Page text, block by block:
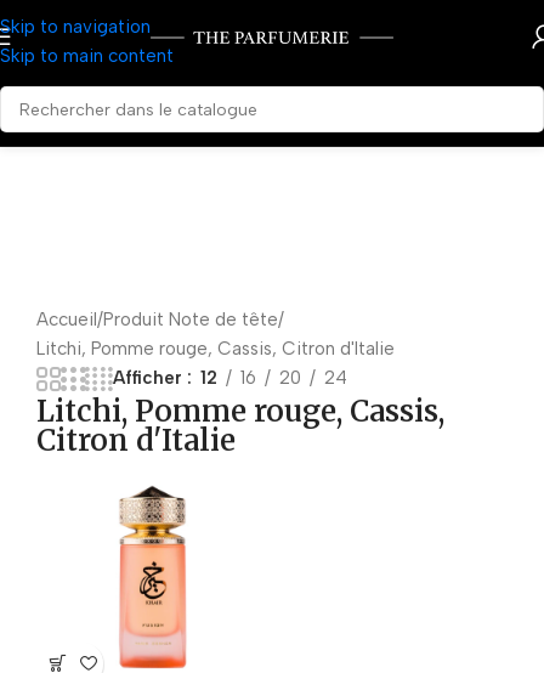
Skip to navigation
Skip to main content
Accueil Produit Note de tête
Litchi, Pomme rouge, Cassis, Citron d'Italie
Afficher
12 16 20 24
Litchi, Pomme rouge, Cassis,
Citron d'Italie